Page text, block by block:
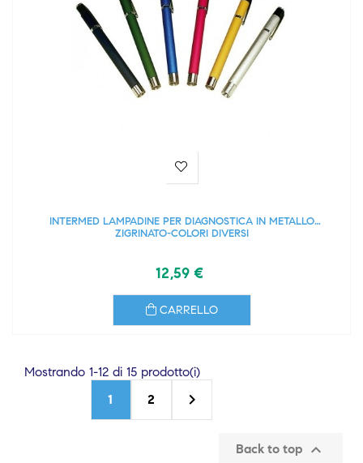
INTERMED LAMPADINE PER DIAGNOSTICA IN METALLO
ZIGRINATO-COLORI DIVERSI
12,59 €
CARRELLO
Mostrando 1-12 di 15 prodotto(i)
1
2 
Back to top 